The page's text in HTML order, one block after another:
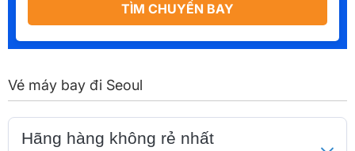
TÌM CHUYẾN BAY
Vé máy bay đi Seoul
Hãng hàng không rẻ nhất